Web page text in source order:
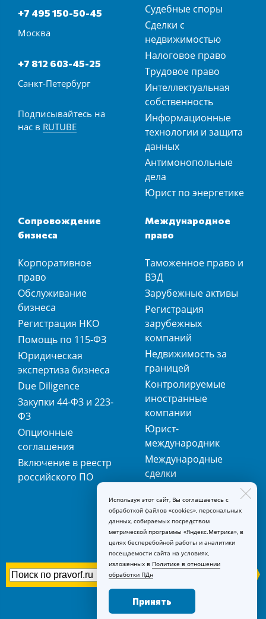
+7 495 150-50-45
Москва
+7 812 603-45-25
Санкт-Петербург
Подписывайтесь на
нас в RUTUBE
Судебные споры
Сделки с
недвижимостью
Налоговое право
Трудовое право
Интеллектуальная
собственность
Информационные
технологии и защита
данных
Антимонопольные
дела
Юрист по энергетике
Сопровождение
бизнеса
Корпоративное
право
Обслуживание
бизнеса
Регистрация НКО
Помощь по 115-ФЗ
Юридическая
экспертиза бизнеса
Due Diligence
Закупки 44-ФЗ и 223-
ФЗ
Опционные
соглашения
Включение в реестр
российского ПО
Международное
право
Таможенное право и
ВЭД
Зарубежные активы
Регистрация
зарубежных
компаний
Недвижимость за
границей
Контролируемые
иностранные
компании
Юрист-
международник
Международные
сделки
регистрация
товарных знаков
Используя этот сайт, Вы соглашаетесь с
обработкой файлов «cookies», персональных
данных, собираемых посредством
метрической программы «Яндекс.Метрика», в
целях бесперебойной работы и аналитики
посещаемости сайта на условиях,
изложенных в Политике в отношении
обработки ПДн
Принять